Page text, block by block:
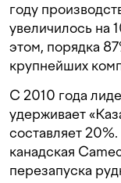
году
увеличилось на
этом, порядка
крупнейших
С 2010 года
удерживает
составляет
канадская
перезапуска